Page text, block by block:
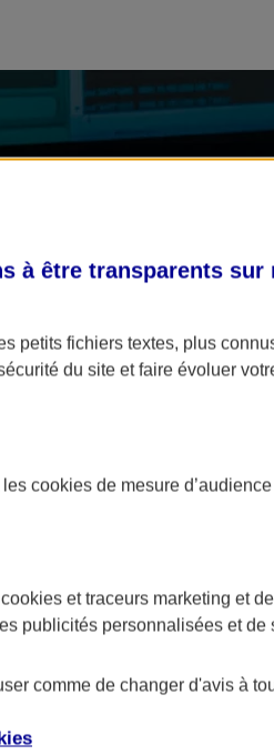
importantes et nuire
de vos clients.
à être transparents
petits fichiers textes, plus
du site et faire évoluer
les cookies de mesure
cookies et traceurs marketing et
publicités personnalisées et
comme de changer d'avis à